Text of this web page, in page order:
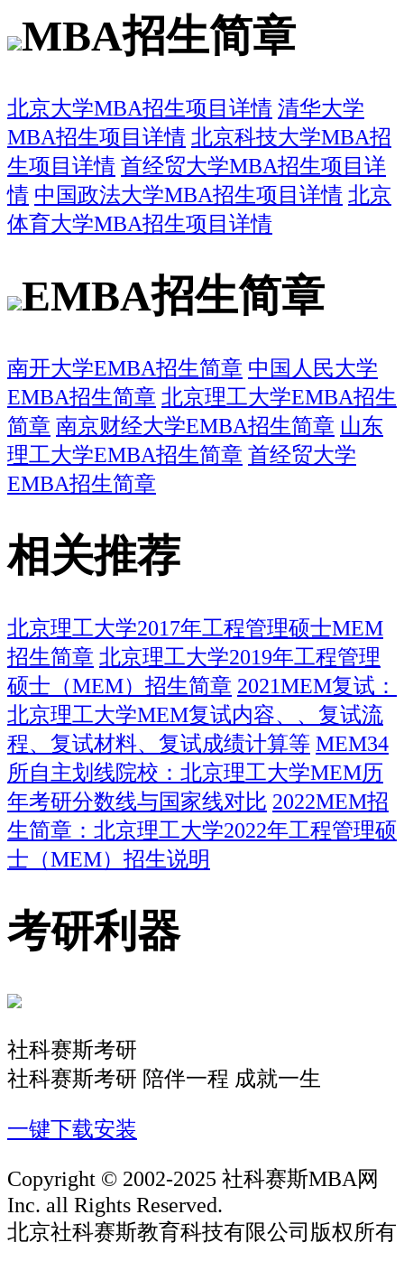
MBA招生简章
北京大学MBA招生项目详情 清华大学
MBA招生项目详情 北京科技大学MBA招
生项目详情 首经贸大学MBA招生项目详
情 中国政法大学MBA招生项目详情 北京
体育大学MBA招生项目详情
EMBA招生简章
南开大学EMBA招生简章 中国人民大学
EMBA招生简章 北京理工大学EMBA招生
简章 南京财经大学EMBA招生简章 山东
理工大学EMBA招生简章 首经贸大学
EMBA招生简章
相关推荐
北京理工大学2017年工程管理硕士MEM
招生简章 北京理工大学2019年工程管理
硕士（MEM）招生简章 2021MEM复试：
北京理工大学MEM复试内容、、复试流
程、复试材料、复试成绩计算等 MEM34
所自主划线院校：北京理工大学MEM历
年考研分数线与国家线对比 2022MEM招
生简章：北京理工大学2022年工程管理硕
士（MEM）招生说明
考研利器
社科赛斯考研
社科赛斯考研 陪伴一程 成就一生
一键下载安装
Copyright © 2002-2025 社科赛斯MBA网
Inc. all Rights Reserved.
北京社科赛斯教育科技有限公司版权所有